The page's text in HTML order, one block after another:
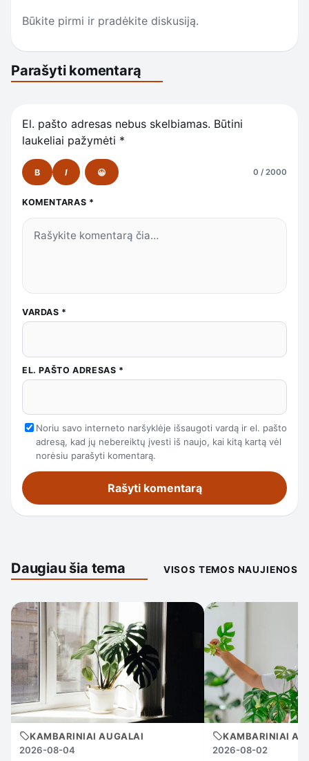
Būkite pirmi ir pradėkite diskusiją.
Parašyti komentarą
El. pašto adresas nebus skelbiamas. Būtini
laukeliai pažymėti *
B I 😀 0 / 2000
KOMENTARAS *
VARDAS *
EL. PAŠTO ADRESAS *
Noriu savo interneto naršyklėje išsaugoti vardą ir el. pašto
adresą, kad jų nebereiktų įvesti iš naujo, kai kitą kartą vėl
norėsiu parašyti komentarą.
Daugiau šia tema VISOS TEMOS NAUJIENOS
KAMBARINIAI AUGALAI
2026-08-04
KAMBARINIAI
2026-08-02